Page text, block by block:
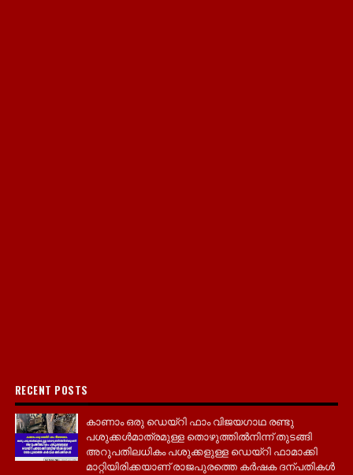
RECENT POSTS
കാണാം ഒരു ഡെയ്‌റി ഫാം വിജയഗാഥ രണ്ടു
പശുക്കൾമാത്രമുള്ള തൊഴുത്തിൽനിന്ന് തുടങ്ങി
അറുപതിലധികം പശുക്കളുള്ള ഡെയ്റി ഫാമാക്കി
മാറ്റിയിരിക്കയാണ് രാജപുരത്തെ കർഷക ദന്പതികൾ